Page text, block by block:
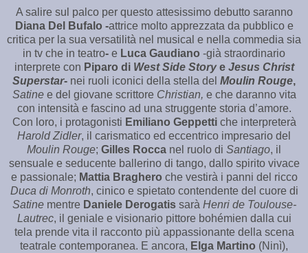
A salire sul palco per questo attesissimo debutto saranno
Diana Del Bufalo -attrice molto apprezzata da pubblico e
critica per la sua versatilità nel musical e nella commedia sia
in tv che in teatro- e Luca Gaudiano -già straordinario
interprete con Piparo di West Side Storye Jesus Christ
Superstar- nei ruoli iconici della stella del Moulin Rouge,
Satinee del giovane scrittore Christian, e che daranno vita
con intensità e fascino ad una struggente storia d’amore.
Con loro, i protagonisti Emiliano Geppettiche interpreterà
Harold Zidler, il carismatico ed eccentrico impresario del
Moulin Rouge; Gilles Rocca nel ruolo di Santiago, il
sensuale e seducente ballerino di tango, dallo spirito vivace
e passionale; Mattia Braghero che vestirà i panni del ricco
Duca di Monroth, cinico e spietato contendente del cuore di
Satine mentre Daniele Derogatissarà Henri de Toulouse-
Lautrec, il geniale e visionario pittore bohémien dalla cui
tela prende vita il racconto più appassionante della scena
teatrale contemporanea. E ancora, Elga Martino (Ninì),